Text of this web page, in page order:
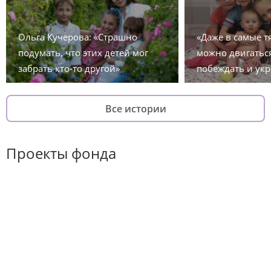
Ольга Кучерова: «Страшно
подумать, что этих детей мог
забрать кто-то другой»
«Даже в самые
можно
побеждать и
Все истории
Проекты фонда